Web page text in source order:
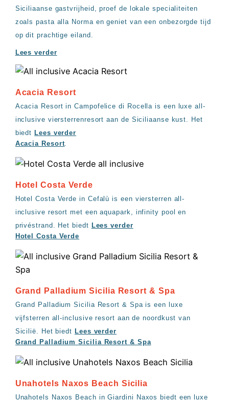
Siciliaanse gastvrijheid, proef de lokale specialiteiten
zoals pasta alla Norma en geniet van een onbezorgde tijd
op dit prachtige eiland.
Lees verder
Acacia Resort
Acacia Resort in Campofelice di Rocella is een luxe all-
inclusive viersterrenresort aan de Siciliaanse kust. Het
biedt Lees verder
Acacia Resort
Hotel Costa Verde
Hotel Costa Verde in Cefalù is een viersterren all-
inclusive resort met een aquapark, infinity pool en
privéstrand. Het biedt Lees verder
Hotel Costa Verde
Grand Palladium Sicilia Resort & Spa
Grand Palladium Sicilia Resort & Spa is een luxe
vijfsterren all-inclusive resort aan de noordkust van
Sicilië. Het biedt Lees verder
Grand Palladium Sicilia Resort & Spa
Unahotels Naxos Beach Sicilia
Unahotels Naxos Beach in Giardini Naxos biedt een luxe